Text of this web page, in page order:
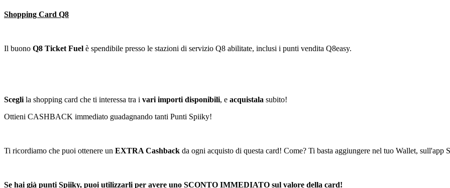
Shopping Card Q8
Il buono Q8 Ticket Fuel è spendibile presso le stazioni di servizio Q8 abilitate, inclusi i punti vendita Q8easy.
Scegli la shopping card che ti interessa tra i vari importi disponibili, e acquistala subito!
Ottieni CASHBACK immediato guadagnando tanti Punti Spiiky!
Ti ricordiamo che puoi ottenere un EXTRA Cashback da ogni acquisto di questa card! Come? Ti basta aggiungere nel tuo Wallet, sull'app
Se hai già punti Spiiky, puoi utilizzarli per avere uno SCONTO IMMEDIATO sul valore della card!